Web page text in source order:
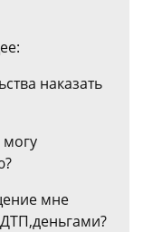
наказать
могу
мне